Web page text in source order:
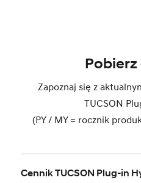
Pobierz
Zapoznaj się z
TUCSON
(PY / MY = rocznik
Cennik TUCSON Plug-in